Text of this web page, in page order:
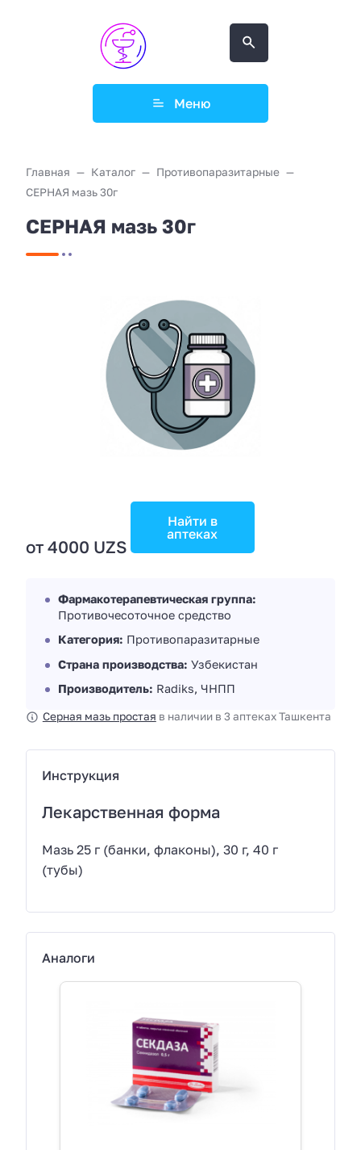
Меню
Главная Каталог
Противопаразитарные
СЕРНАЯ мазь 30г
СЕРНАЯ мазь 30г
от 4000 UZS
Найти в
аптеках
Фармакотерапевтическая группа:
Противочесоточное средство
Категория: Противопаразитарные
Страна производства: Узбекистан
Производитель: Radiks, ЧНПП
Серная мазь простая в наличии в 3 аптеках Ташкента
Инструкция
Лекарственная форма
Мазь 25 г (банки, флаконы), 30 г, 40 г
(тубы)
Аналоги